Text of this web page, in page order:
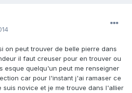
on peut trouver de belle pierre dans
il faut creuser pour en trouver ou
esque quelqu'un peut me renseigner
car pour l'instant j'ai ramaser ce
novice et je me trouve dans l'allier